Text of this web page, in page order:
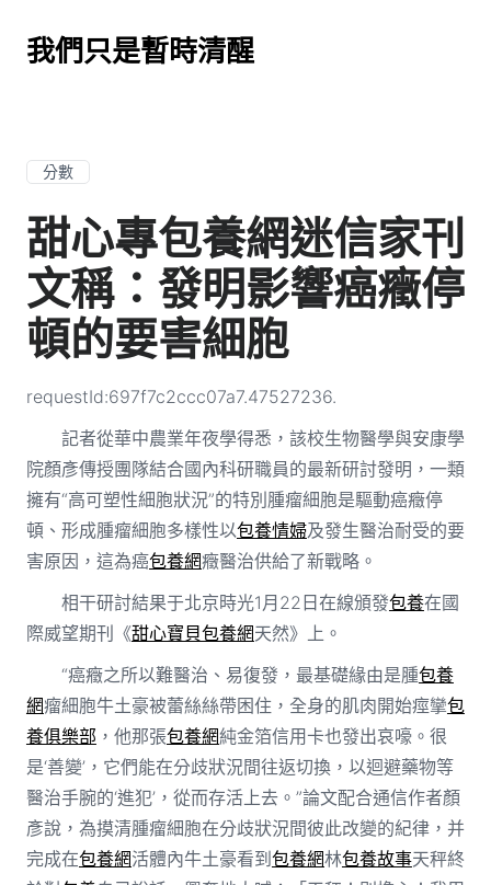
我們只是暫時清醒
分數
甜心專包養網迷信家刊
文稱：發明影響癌癥停
頓的要害細胞
requestId:697f7c2ccc07a7.47527236.
記者從華中農業年夜學得悉，該校生物醫學與安康學
院顏彥傳授團隊結合國內科研職員的最新研討發明，一類
擁有“高可塑性細胞狀況”的特別腫瘤細胞是驅動癌癥停
頓、形成腫瘤細胞多樣性以包養情婦及發生醫治耐受的要
害原因，這為癌包養網癥醫治供給了新戰略。
相干研討結果于北京時光1月22日在線頒發包養在國
際威望期刊《甜心寶貝包養網天然》上。
“癌癥之所以難醫治、易復發，最基礎緣由是腫包養
網瘤細胞牛土豪被蕾絲絲帶困住，全身的肌肉開始痙攣包
養俱樂部 ，他那張包養網純金箔信用卡也發出哀嚎。很
是‘善變’，它們能在分歧狀況間往返切換，以迴避藥物等
醫治手腕的‘進犯’，從而存活上去。”論文配合通信作者顏
彥說，為摸清腫瘤細胞在分歧狀況間彼此改變的紀律，并
完成在包養網活體內牛土豪看到包養網林包養故事天秤終